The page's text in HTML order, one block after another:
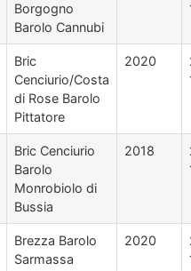
Borgogno
Barolo Cannubi
Bric
Cenciurio/Costa
di Rose Barolo
Pittatore
2020
Bric Cenciurio
Barolo
Monrobiolo di
Bussia
2018
Brezza Barolo
Sarmassa
2020